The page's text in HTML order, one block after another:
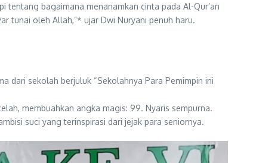
tentang bagaimana menanamkan cinta pada Al-Qur’an
tunai oleh Allah,”* ujar Dwi Nuryani penuh haru.
dari sekolah berjuluk “Sekolahnya Para Pemimpin ini
membuahkan angka magis: 99. Nyaris sempurna.
suci yang terinspirasi dari jejak para seniornya.